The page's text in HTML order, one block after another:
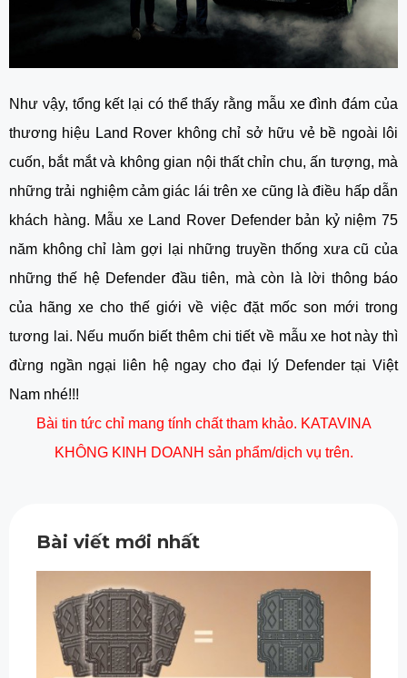
Như vậy, tổng kết lại có thể thấy rằng mẫu xe đình đám của
thương hiệu Land Rover không chỉ sở hữu vẻ bề ngoài lôi
cuốn, bắt mắt và không gian nội thất chỉn chu, ấn tượng, mà
những trải nghiệm cảm giác lái trên xe cũng là điều hấp dẫn
khách hàng. Mẫu xe Land Rover Defender bản kỷ niệm 75
năm không chỉ làm gợi lại những truyền thống xưa cũ của
những thế hệ Defender đầu tiên, mà còn là lời thông báo
của hãng xe cho thế giới về việc đặt mốc son mới trong
tương lai. Nếu muốn biết thêm chi tiết về mẫu xe hot này thì
đừng ngần ngại liên hệ ngay cho đại lý Defender tại Việt
Nam nhé!!!
Bài tin tức chỉ mang tính chất tham khảo. KATAVINA
KHÔNG KINH DOANH sản phẩm/dịch vụ trên.
Bài viết mới nhất